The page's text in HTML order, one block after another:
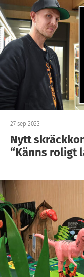
27 sep 2023
Nytt
“Känns roligt